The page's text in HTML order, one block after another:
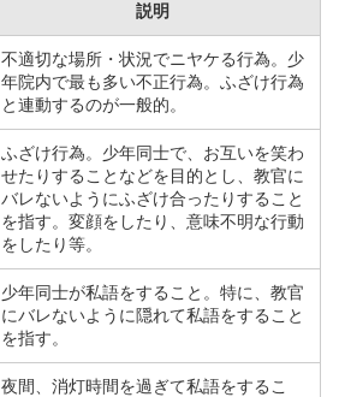
説明
不適切な場所・状況でニヤケる行為。少
年院内で最も多い不正行為。ふざけ行為
と連動するのが一般的。
ふざけ行為。少年同士で、お互いを笑わ
せたりすることなどを目的とし、教官に
バレないようにふざけ合ったりすること
を指す。変顔をしたり、意味不明な行動
をしたり等。
少年同士が私語をすること。特に、教官
にバレないように隠れて私語をすること
を指す。
夜間、消灯時間を過ぎて私語をするこ